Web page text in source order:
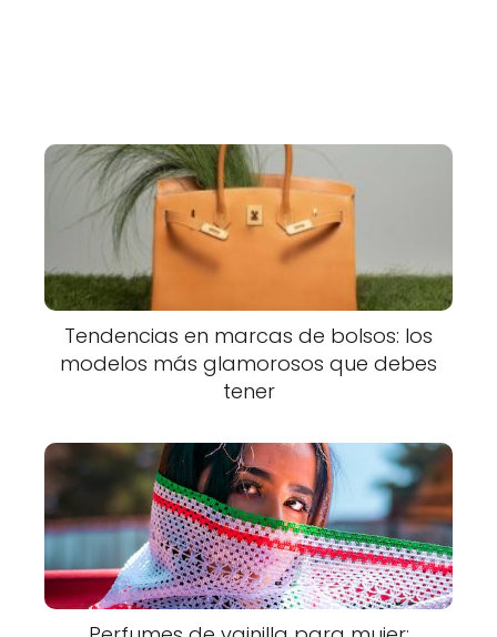
Tendencias en marcas de bolsos: los
modelos más glamorosos que debes
tener